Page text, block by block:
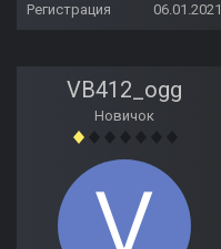
Регистрация
06.01.2021
VB412_ogg
Новичок